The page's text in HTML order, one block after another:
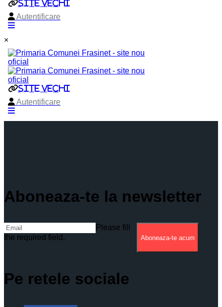
×
Aboneaza-te la newsletter
Please fill
the required field.
Aboneaza-te acum
Pe retele sociale